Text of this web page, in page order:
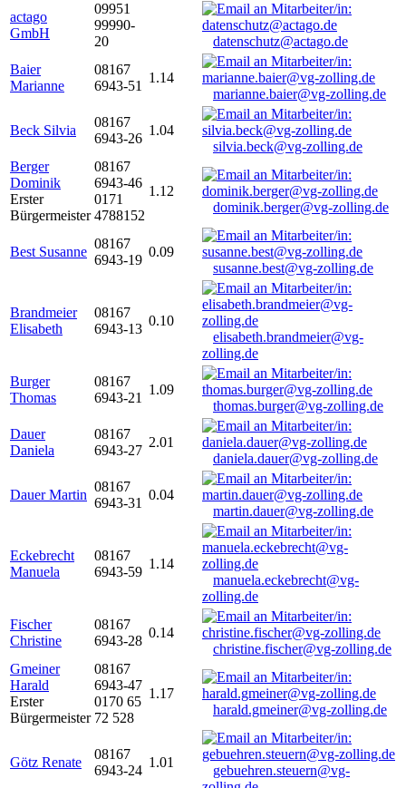
actago
GmbH
09951
99990-
20
datenschutz@actago.de
Baier
Marianne
08167
6943-51
1.14
marianne.baier@vg-zolling.de
Beck Silvia
08167
6943-26
1.04
silvia.beck@vg-zolling.de
Berger
Dominik
Erster
Bürgermeister
08167
6943-46
0171
4788152
1.12
dominik.berger@vg-zolling.de
Best Susanne
08167
6943-19
0.09
susanne.best@vg-zolling.de
Brandmeier
Elisabeth
08167
6943-13
0.10
elisabeth.brandmeier@vg-
zolling.de
Burger
Thomas
08167
6943-21
1.09
thomas.burger@vg-zolling.de
Dauer
Daniela
08167
6943-27
2.01
daniela.dauer@vg-zolling.de
Dauer Martin
08167
6943-31
0.04
martin.dauer@vg-zolling.de
Eckebrecht
Manuela
08167
6943-59
1.14
manuela.eckebrecht@vg-
zolling.de
Fischer
Christine
08167
6943-28
0.14
christine.fischer@vg-zolling.de
Gmeiner
Harald
Erster
Bürgermeister
08167
6943-47
0170 65
72 528
1.17
harald.gmeiner@vg-zolling.de
Götz Renate
08167
6943-24
1.01
gebuehren.steuern@vg-